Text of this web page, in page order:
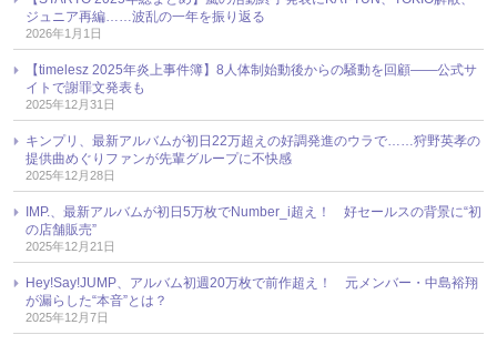
ジュニア再編……波乱の一年を振り返る
2026年1月1日
【timelesz 2025年炎上事件簿】8人体制始動後からの騒動を回顧――公式サ
イトで謝罪文発表も
2025年12月31日
キンプリ、最新アルバムが初日22万超えの好調発進のウラで……狩野英孝の
提供曲めぐりファンが先輩グループに不快感
2025年12月28日
IMP.、最新アルバムが初日5万枚でNumber_i超え！ 好セールスの背景に“初
の店舗販売”
2025年12月21日
Hey!Say!JUMP、アルバム初週20万枚で前作超え！ 元メンバー・中島裕翔
が漏らした“本音”とは？
2025年12月7日